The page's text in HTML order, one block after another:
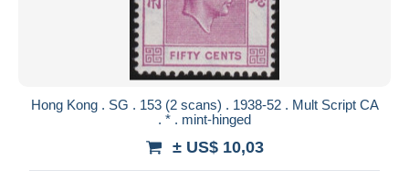
Hong Kong . SG . 153 (2 scans) . 1938-52 . Mult Script CA
. * . mint-hinged
± US$ 10,03